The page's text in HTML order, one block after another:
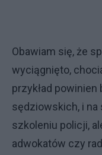
Obawiam się, że
wyciągnięto,
przykład powinien
sędziowskich, i na
szkoleniu policji,
adwokatów czy